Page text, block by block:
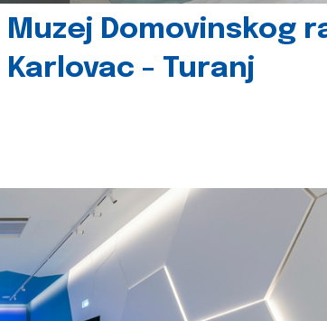
Muzej Domovinskog
Karlovac - Turanj